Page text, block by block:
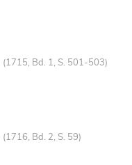
(1715, Bd. 1, S. 501-503)
Bd. 2, S. 59)